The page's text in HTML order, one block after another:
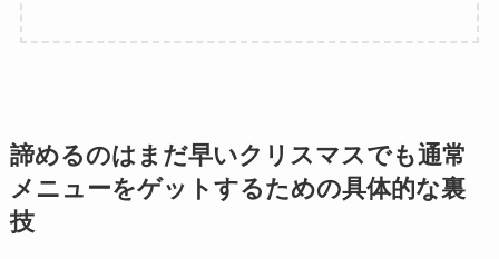
諦めるのはまだ早いクリスマスでも通常
メニューをゲットするための具体的な裏
技